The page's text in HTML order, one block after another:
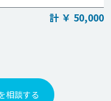
計 ￥ 50,000
相談する